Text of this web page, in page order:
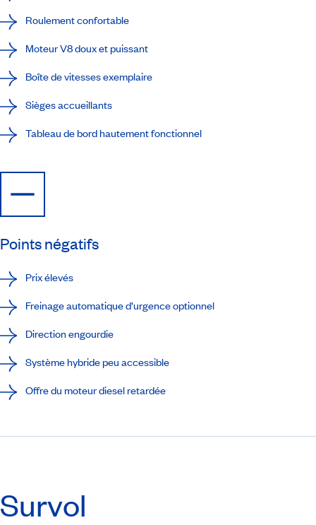
Roulement confortable
Moteur V8 doux et puissant
Boîte de vitesses exemplaire
Sièges accueillants
Tableau de bord hautement fonctionnel
Points négatifs
Prix élevés
Freinage automatique d’urgence optionnel
Direction engourdie
Système hybride peu accessible
Offre du moteur diesel retardée
Survol